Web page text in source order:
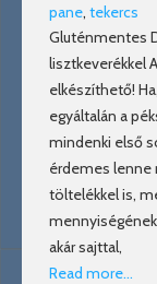
pane, tekercs
Gluténmentes
lisztkeverékkel
elkészíthető!
egyáltalán a
mindenki első
érdemes lenne
töltelékkel is,
akár sajttal,
Read more…